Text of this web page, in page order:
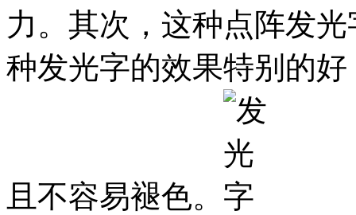
力。其次，这种点阵发
种发光字的效果特别的
且不容易褪色。